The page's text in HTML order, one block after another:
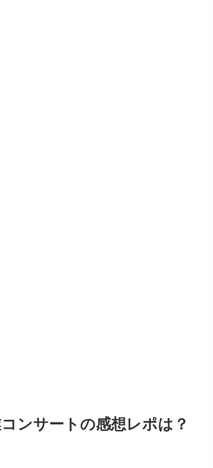
ンサートの感想レポは？